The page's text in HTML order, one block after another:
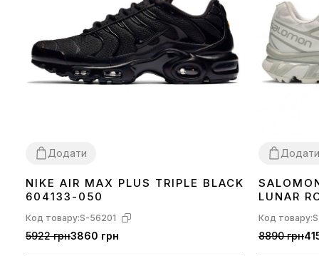
Додати
3637 38 39 404142 434445
NIKE AIR MAX PLUS TRIPLE BLACK
604133-050
Код товару:S-56201
5922 грн3860 грн
Додати
3637 38 40
LUNAR
Код товару:
8890 грн